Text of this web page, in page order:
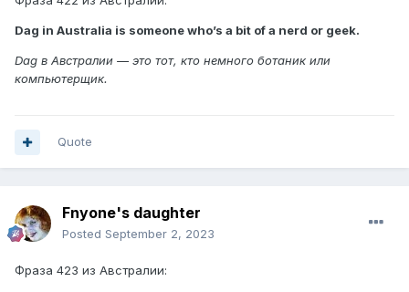
Dag in Australia is someone who’s a bit of a nerd or geek.
Dag в Австралии — это тот, кто немного ботаник или
компьютерщик.
Quote
Fnyone's daughter
Posted September 2, 2023
Фраза 423 из Австралии: